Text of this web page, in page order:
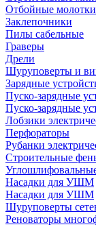
Отбойные молотки
Заклепочники
Пилы сабельные
Граверы
Дрели
Шуруповерты и
Зарядные
Пуско-зарядные
Пуско-зарядные
Лобзики
Перфораторы
Рубанки
Строительные
Насадки для УШМ
Насадки для УШМ
Шуруповерты
Реноваторы